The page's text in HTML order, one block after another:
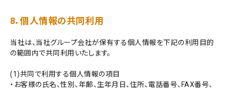
8．個人情報の共同利用
当社は、当社グループ会社が保有する個人情報を下記の利用目的
の範囲内で共同利用いたします。
(1)共同で利用する個人情報の項目
・お客様の氏名、性別、年齢、生年月日、住所、電話番号、FAX番号、